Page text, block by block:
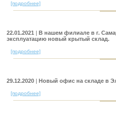
[подробнее]
22.01.2021
В нашем филиале в г.
эксплуатацию новый крытый склад.
[подробнее]
29.12.2020 Новый офис на складе в
[подробнее]